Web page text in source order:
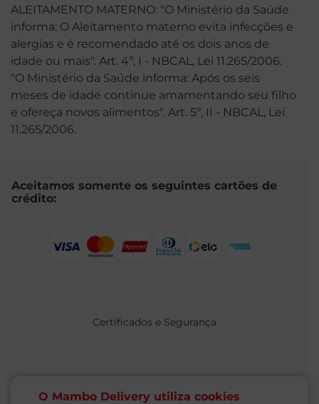
O Mambo Delivery utiliza cookies
ALEITAMENTO MATERNO: "O Ministério da Saúde
informa: O Aleitamento materno evita infecções e
alergias e é recomendado até os dois anos de
idade ou mais". Art. 4º, I - NBCAL, Lei 11.265/2006.
"O Ministério da Saúde informa: Após os seis
meses de idade continue amamentando seu filho
e ofereça novos alimentos". Art. 5º, II - NBCAL, Lei
11.265/2006.
Aceitamos somente os seguintes cartões de
crédito:
Certificados e Segurança